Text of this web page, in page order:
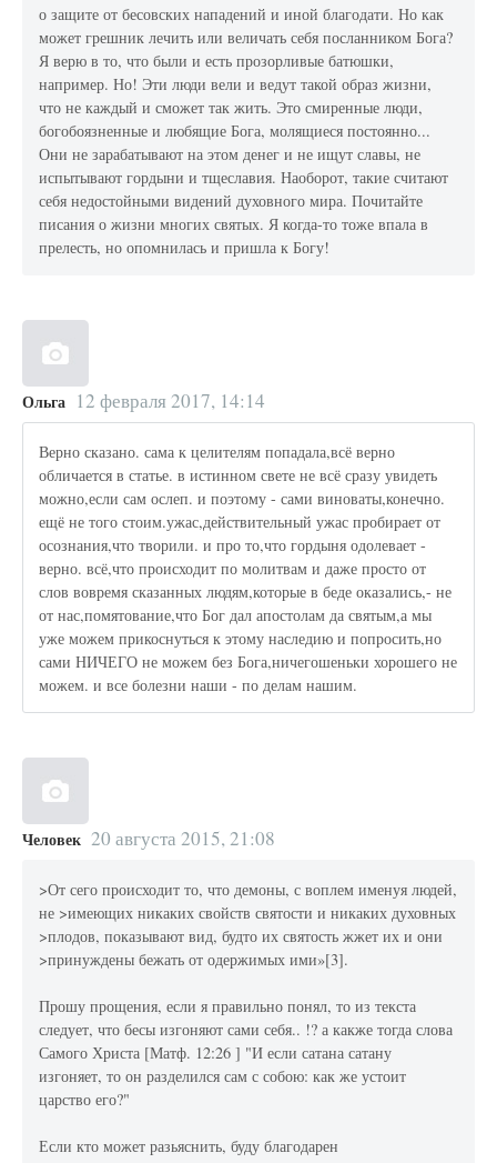
о защите от бесовских нападений и иной благодати. Но как
может грешник лечить или величать себя посланником Бога?
Я верю в то, что были и есть прозорливые батюшки,
например. Но! Эти люди вели и ведут такой образ жизни,
что не каждый и сможет так жить. Это смиренные люди,
богобоязненные и любящие Бога, молящиеся постоянно...
Они не зарабатывают на этом денег и не ищут славы, не
испытывают гордыни и тщеславия. Наоборот, такие считают
себя недостойными видений духовного мира. Почитайте
писания о жизни многих святых. Я когда-то тоже впала в
прелесть, но опомнилась и пришла к Богу!
Ольга 12 февраля 2017, 14:14
Верно сказано. сама к целителям попадала,всё верно
обличается в статье. в истинном свете не всё сразу увидеть
можно,если сам ослеп. и поэтому - сами виноваты,конечно.
ещё не того стоим.ужас,действительный ужас пробирает от
осознания,что творили. и про то,что гордыня одолевает -
верно. всё,что происходит по молитвам и даже просто от
слов вовремя сказанных людям,которые в беде оказались,- не
от нас,помятование,что Бог дал апостолам да святым,а мы
уже можем прикоснуться к этому наследию и попросить,но
сами НИЧЕГО не можем без Бога,ничегошеньки хорошего не
можем. и все болезни наши - по делам нашим.
Человек 20 августа 2015, 21:08
>От сего происходит то, что демоны, с воплем именуя людей,
не >имеющих никаких свойств святости и никаких духовных
>плодов, показывают вид, будто их святость жжет их и они
>принуждены бежать от одержимых ими»[3].
Прошу прощения, если я правильно понял, то из текста
следует, что бесы изгоняют сами себя.. !? а какже тогда слова
Самого Христа [Матф. 12:26 ] "И если сатана сатану
изгоняет, то он разделился сам с собою: как же устоит
царство его?"
Если кто может разьяснить, буду благодарен